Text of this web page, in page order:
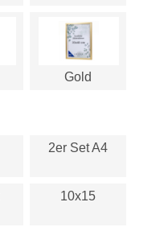
Gold
2er Set A4
10x15